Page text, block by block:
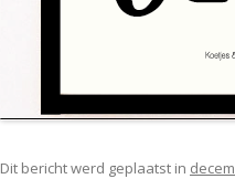
Dit bericht werd geplaatst in